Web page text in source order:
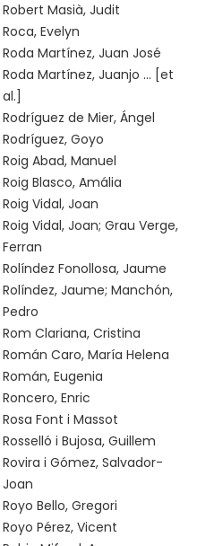
Robert Masià, Judit
Roca, Evelyn
Roda Martínez, Juan José
Roda Martínez, Juanjo ... [et
al.]
Rodríguez de Mier, Ángel
Rodríguez, Goyo
Roig Abad, Manuel
Roig Blasco, Amália
Roig Vidal, Joan
Roig Vidal, Joan; Grau Verge,
Ferran
Rolíndez Fonollosa, Jaume
Rolíndez, Jaume; Manchón,
Pedro
Rom Clariana, Cristina
Román Caro, María Helena
Román, Eugenia
Roncero, Enric
Rosa Font i Massot
Rosselló i Bujosa, Guillem
Rovira i Gómez, Salvador-
Joan
Royo Bello, Gregori
Royo Pérez, Vicent